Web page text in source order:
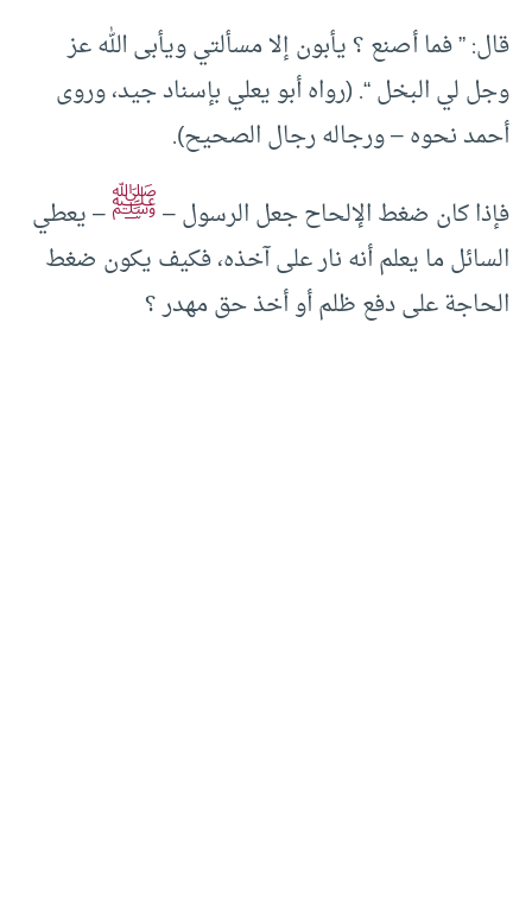
قال: ” فما أصنع ؟ يأبون إلا مسألتي ويأبى الله عز
وجل لي البخل “. (رواه أبو يعلي بإسناد جيد، وروى
أحمد نحوه – ورجاله رجال الصحيح).
فإذا كان ضغط الإلحاح جعل الرسول –ﷺ– يعطي
السائل ما يعلم أنه نار على آخذه، فكيف يكون ضغط
الحاجة على دفع ظلم أو أخذ حق مهدر ؟